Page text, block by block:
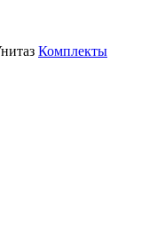
Комплекты